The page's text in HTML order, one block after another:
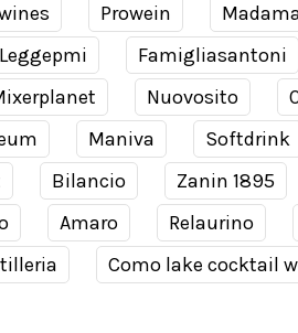
Prowein
Leggepmi Famigliasantoni
Nuovosito
Maniva Softdrink
Bilancio Zanin 1895
Amaro Relaurino
Como lake cocktail